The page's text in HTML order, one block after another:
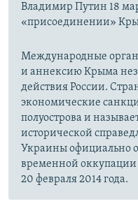
Владимир Путин 18
«присоединении»
Международные
и аннексию Крыма
действия России.
экономические
полуострова и
исторической
Украины официально
временной оккупации
20 февраля 2014 года.